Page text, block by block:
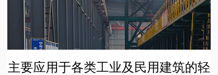
主要应用于各类工业及民用建筑的轻